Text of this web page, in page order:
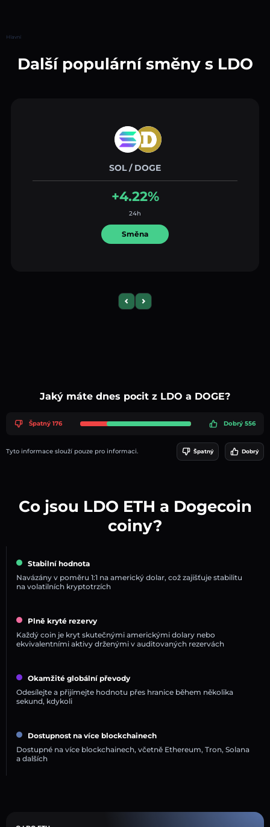
Hlavní
Další populární směny s LDO
SOL / DOGE
+4.22%
24h
Směna
Previous slide
Next slide
Jaký máte dnes pocit z LDO a DOGE?
Špatný 176 Dobrý 556
Tyto informace slouží pouze pro informaci. Špatný Dobrý
Co jsou LDO ETH a Dogecoin
coiny?
Stabilní hodnota
Navázány v poměru 1:1 na americký dolar, což zajišťuje stabilitu
na volatilních kryptotrzích
Plně kryté rezervy
Každý coin je kryt skutečnými americkými dolary nebo
ekvivalentními aktivy drženými v auditovaných rezervách
Okamžité globální převody
Odesílejte a přijímejte hodnotu přes hranice během několika
sekund, kdykoli
Dostupnost na více blockchainech
Dostupné na více blockchainech, včetně Ethereum, Tron, Solana
a dalších